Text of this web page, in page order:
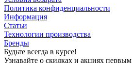
Политика конфиденциальности
Информация
Статьи
Технологии производства
Бренды
Будьте всегда в курсе!
Узнавайте о скидках и акциях первым